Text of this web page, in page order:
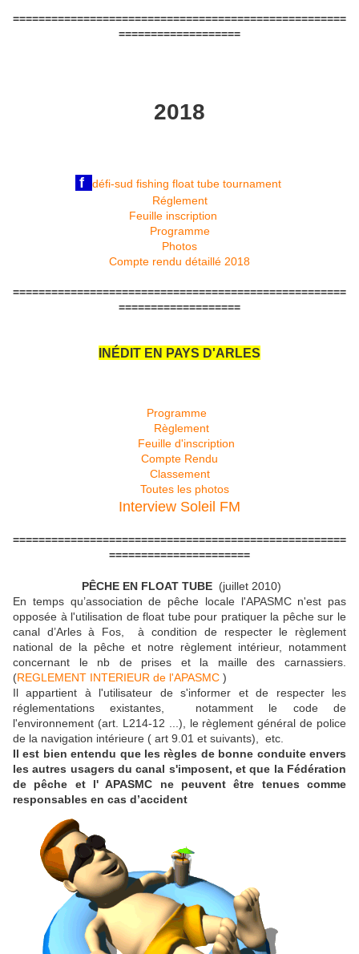
====================================================
===================
2018
f
défi-sud fishing float tube tournament
Réglement
Feuille inscription
Programme
Photos
Compte rendu détaillé 2018
====================================================
===================
INÉDIT EN PAYS D'ARLES
Programme
Règlement
Feuille d'inscription
Compte Rendu
Classement
Toutes les photos
Interview Soleil FM
====================================================
======================
PÊCHE EN FLOAT TUBE (juillet 2010)
En temps qu’association de pêche locale l'APASMC n'est pas
opposée à l'utilisation de float tube pour pratiquer la pêche sur le
canal d’Arles à Fos, à condition de respecter le règlement
national de la pêche et notre règlement intérieur, notamment
concernant le nb de prises et la maille des carnassiers.
(REGLEMENT INTERIEUR de l'APASMC )
Il appartient à l'utilisateur de s'informer et de respecter les
réglementations existantes, notamment le code de
l'environnement (art. L214-12 ...), le règlement général de police
de la navigation intérieure ( art 9.01 et suivants), etc.
Il est bien entendu que les règles de bonne conduite envers
les autres usagers du canal s'imposent, et que la Fédération
de pêche et l' APASMC ne peuvent être tenues comme
responsables en cas d’accident